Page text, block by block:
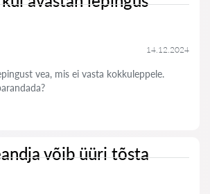
14.12.2024
vea, mis ei vasta kokkuleppele.
võib üüri tõsta